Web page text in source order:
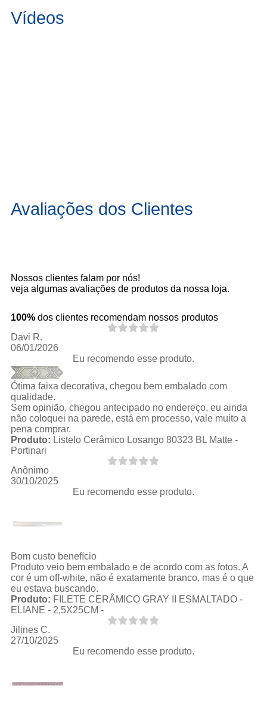
Vídeos
Avaliações dos Clientes
Nossos clientes falam por nós!
veja algumas avaliações de produtos da nossa loja.
100% dos clientes recomendam nossos produtos
Davi R.
06/01/2026
Eu recomendo esse produto.
Ótima faixa decorativa, chegou bem embalado com
qualidade.
Sem opinião, chegou antecipado no endereço, eu ainda
não coloquei na parede, está em processo, vale muito a
pena comprar.
Produto: Listelo Cerâmico Losango 80323 BL Matte -
Portinari
Anônimo
30/10/2025
Eu recomendo esse produto.
Bom custo benefício
Produto veio bem embalado e de acordo com as fotos. A
cor é um off-white, não é exatamente branco, mas é o que
eu estava buscando.
Produto: FILETE CERÂMICO GRAY II ESMALTADO -
ELIANE - 2,5X25CM -
Jilines C.
27/10/2025
Eu recomendo esse produto.